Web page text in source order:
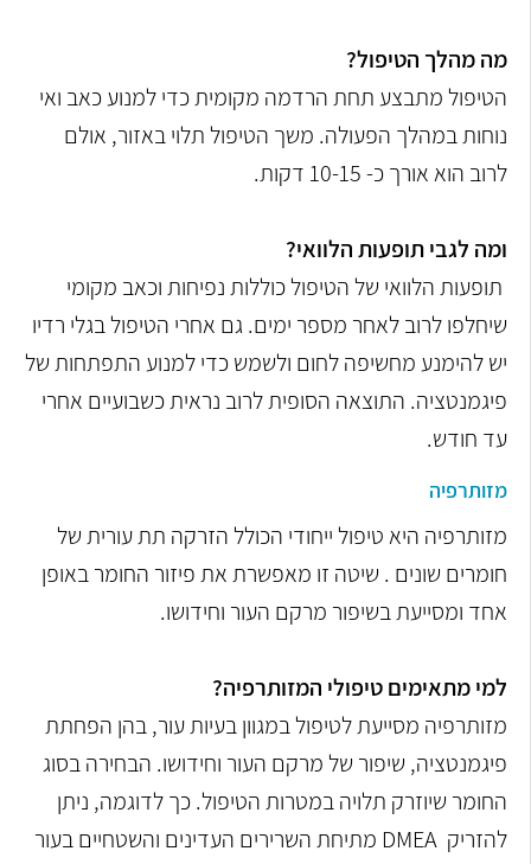
מה מהלך הטיפול?
הטיפול מתבצע תחת הרדמה מקומית כדי למנוע כאב ואי
נוחות במהלך הפעולה. משך הטיפול תלוי באזור, אולם
לרוב הוא אורך כ- 10-15 דקות.
ומה לגבי תופעות הלוואי?
תופעות הלוואי של הטיפול כוללות נפיחות וכאב מקומי
שיחלפו לרוב לאחר מספר ימים. גם אחרי הטיפול בגלי רדיו
יש להימנע מחשיפה לחום ולשמש כדי למנוע התפתחות של
פיגמנטציה. התוצאה הסופית לרוב נראית כשבועיים אחרי
עד חודש.
מזותרפיה
מזותרפיה היא טיפול ייחודי הכולל הזרקה תת עורית של
חומרים שונים . שיטה זו מאפשרת את פיזור החומר באופן
אחד ומסייעת בשיפור מרקם העור וחידושו.
למי מתאימים טיפולי המזותרפיה?
מזותרפיה מסייעת לטיפול במגוון בעיות עור, בהן הפחתת
פיגמנטציה, שיפור של מרקם העור וחידושו. הבחירה בסוג
החומר שיוזרק תלויה במטרות הטיפול. כך לדוגמה, ניתן
להזריק DMEA מתיחת השרירים העדינים והשטחיים בעור